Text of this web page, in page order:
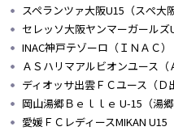
スペランツァ大阪U15（スぺ大阪
セレッソ大阪ヤンマーガールズ
INAC神戸テゾーロ（ＩＮＡＣ）
ＡＳハリマアルビオンユース（
ディオッサ出雲ＦＣユース（Ｄ
岡山湯郷Ｂｅｌｌｅ U-15（湯郷
愛媛ＦＣレディースMIKAN U15